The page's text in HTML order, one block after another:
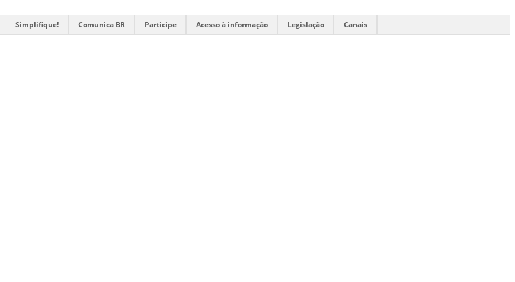
Simplifique! Comunica BR Participe Acesso à informação Legislação Canais